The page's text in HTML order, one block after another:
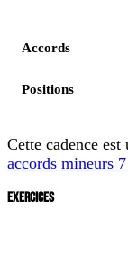
Accords
Positions
Cette cadence
accords mineurs
EXERCICES